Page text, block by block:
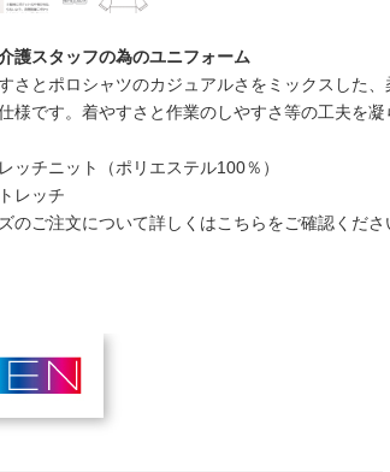
護スタッフの為のユニフォーム
さとポロシャツのカジュアルさをミックスした
様です。着やすさと作業のしやすさ等の工夫を
ッチニット（ポリエステル100％）
レッチ
のご注文について詳しくはこちらをご確認くださ